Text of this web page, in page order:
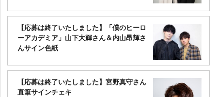
【応募は終了いたしました】「僕のヒーロ
ーアカデミア」山下大輝さん＆内山昂輝さ
んサイン色紙
【応募は終了いたしました】宮野真守さん
直筆サインチェキ